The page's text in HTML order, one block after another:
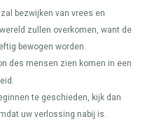
bezwijken van vrees en
zullen overkomen, want de
bewogen worden.
des mensen zien komen in een
te geschieden, kijk dan
uw verlossing nabij is.